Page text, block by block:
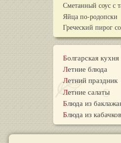
Сметанный соус с
Яйца по-родопски
Греческий пирог
Болгарская кухня
Летние блюда
Летний праздник
Летние салаты
Блюда из
Блюда из кабачков